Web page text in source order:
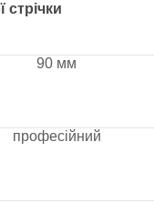
90 мм
професійний